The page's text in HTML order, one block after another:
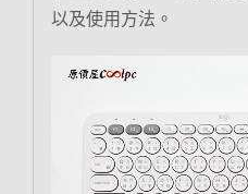
以及使用方法。